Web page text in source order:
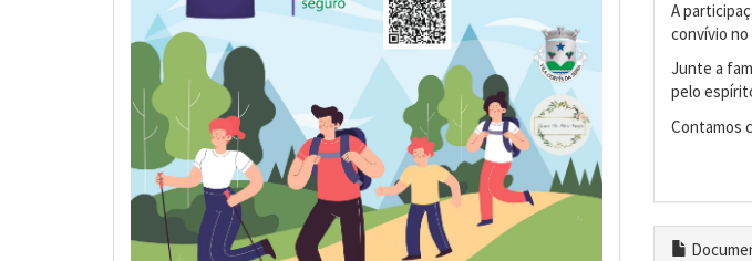
A
convívio
Junte a
pelo
Contamos